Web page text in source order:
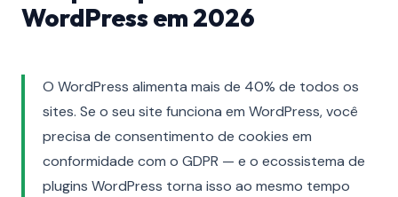
WordPress em 2026
O WordPress alimenta mais de 40% de todos os
sites. Se o seu site funciona em WordPress, você
precisa de consentimento de cookies em
conformidade com o GDPR — e o ecossistema de
plugins WordPress torna isso ao mesmo tempo